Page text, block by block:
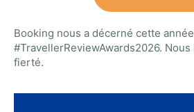
Booking nous a décerné cette
#TravellerReviewAwards2026. Nous
fierté.